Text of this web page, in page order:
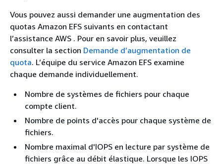
Vous pouvez aussi demander une augmentation des
quotas Amazon EFS suivants en contactant
l’assistance AWS . Pour en savoir plus, veuillez
consulter la section Demande d’augmentation de
quota. L’équipe du service Amazon EFS examine
chaque demande individuellement.
Nombre de systèmes de fichiers pour chaque
compte client.
Nombre de points d'accès pour chaque système de
fichiers.
Nombre maximal d'IOPS en lecture par système de
fichiers grâce au débit élastique. Lorsque les IOPS